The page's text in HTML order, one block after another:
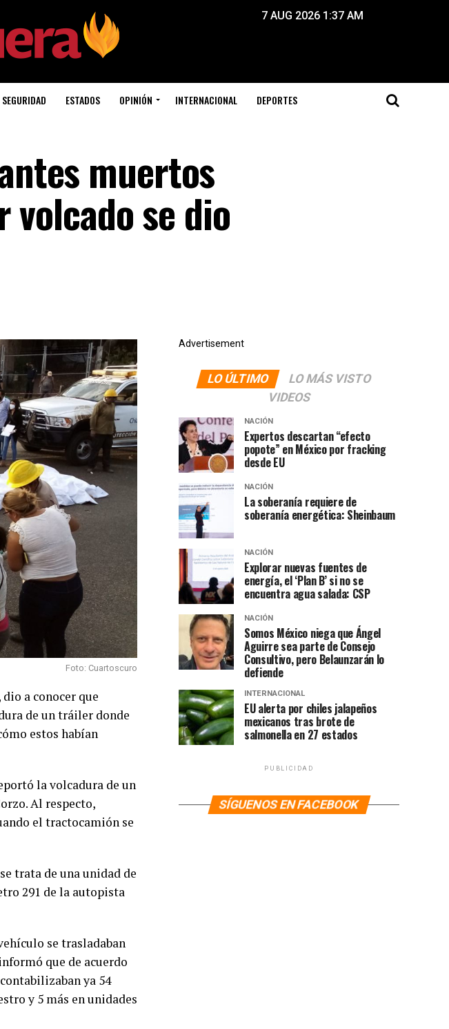
7 AUG 2026 1:37 AM
SEGURIDAD ESTADOS OPINIÓN INTERNACIONAL DEPORTES
muertos
se dio
Foto: Cuartoscuro
a conocer que
de un tráiler donde
estos habían
la volcadura de un
Al respecto,
el tractocamión se
trata de una unidad de
291 de la autopista
se trasladaban
que de acuerdo
ya 54
y 5 más en unidades
Advertisement
LO ÚLTIMO
LO MÁS VISTO
VIDEOS
NACIÓN
Expertos descartan “efecto
popote” en México por fracking
desde EU
NACIÓN
La soberanía requiere de
soberanía energética: Sheinbaum
NACIÓN
Explorar nuevas fuentes de
energía, el ‘Plan B’ si no se
encuentra agua salada: CSP
NACIÓN
Somos México niega que Ángel
Aguirre sea parte de Consejo
Consultivo, pero Belaunzarán lo
defiende
INTERNACIONAL
EU alerta por chiles jalapeños
mexicanos tras brote de
salmonella en 27 estados
PUBLICIDAD
SÍGUENOS EN FACEBOOK